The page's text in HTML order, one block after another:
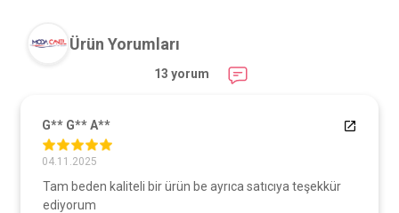
Ürün Yorumları
13 yorum
G** G** A**
04.11.2025
Tam beden kaliteli bir ürün be ayrıca satıcıya teşekkür
ediyorum